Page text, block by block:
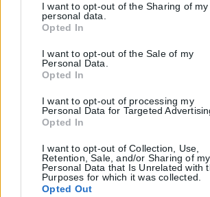
but not limited to your visit or usage
click to grant or deny consent to Google
tags to use your data for below specified
Google consent section.
I want to opt-out of the Sharing of my
personal data.
Opted In
I want to opt-out of the Sale of my
Personal Data.
Opted In
I want to opt-out of processing my
Personal Data for Targeted
Opted In
I want to opt-out of Collection, Use,
Retention, Sale, and/or Sharing of my
Personal Data that Is Unrelated with
Purposes for which it was collected.
Opted Out